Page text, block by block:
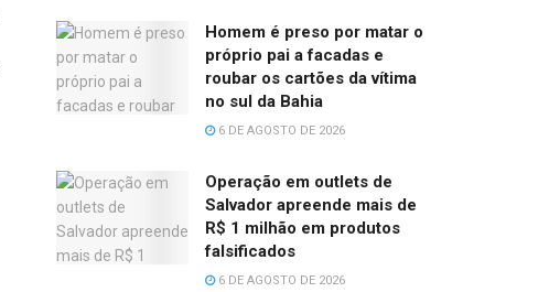
Homem é preso por matar o
próprio pai a facadas e
roubar os cartões da vítima
no sul da Bahia
6 DE AGOSTO DE 2026
Operação em outlets de
Salvador apreende mais de
R$ 1 milhão em produtos
falsificados
6 DE AGOSTO DE 2026